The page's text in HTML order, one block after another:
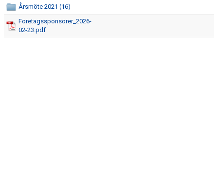
Årsmöte 2021 (16)
Foretagssponsorer_2026-
02-23.pdf